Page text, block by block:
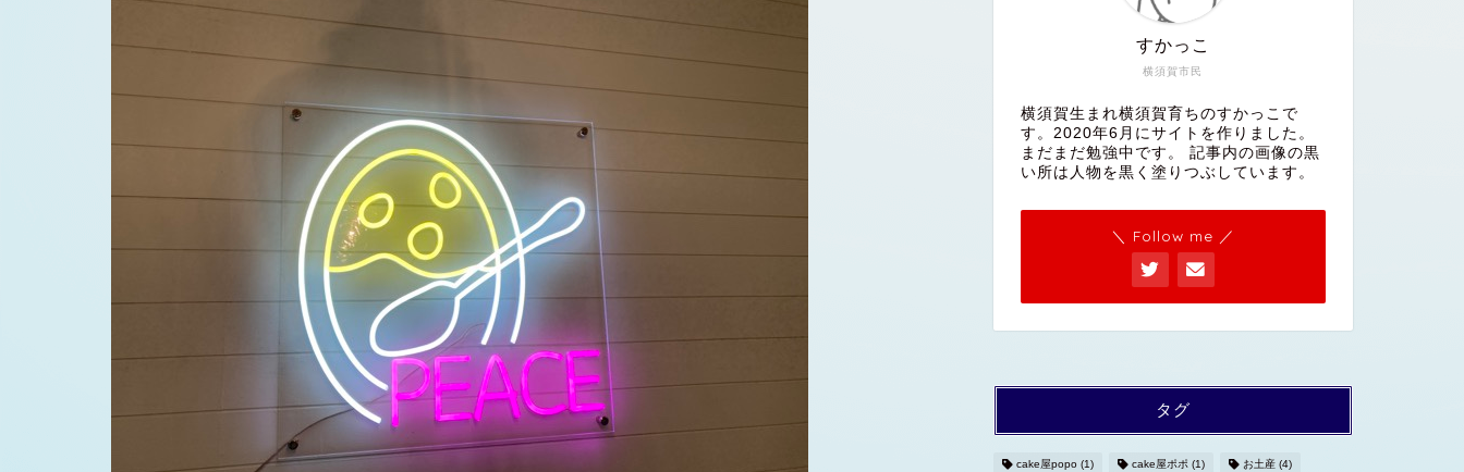
横須賀市民
すかっこ
横須賀生まれ横須賀育ちのすかっこで
す。2020年6月にサイトを作りました。
まだまだ勉強中です。 記事内の画像の黒
い所は人物を黒く塗りつぶしています。
＼ Follow me ／
タグ
cake屋popo (1) cake屋ポポ (1) お土産(4)